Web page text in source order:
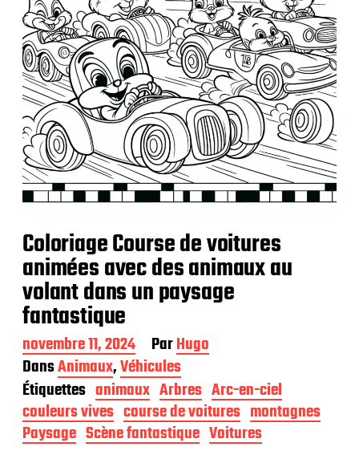
o
n
Coloriage Course de voitures
animées avec des animaux au
volant dans un paysage
fantastique
D
a
t
e
d
e
p
novembre 11, 2024 ParHugo
DansAnimaux,Véhicules
Étiquettes animaux Arbres Arc-en-ciel
couleurs vives course de voitures montagnes
Paysage Scène fantastique Voitures